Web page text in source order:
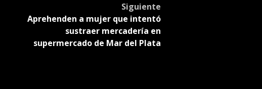
Siguiente
Aprehenden a mujer que intentó
sustraer mercadería en
supermercado de Mar del Plata